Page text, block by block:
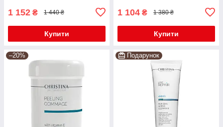
1 152 ₴ 1 440 ₴
Купити
1 104 ₴ 1 380 ₴
Купити
–20% Подарунок